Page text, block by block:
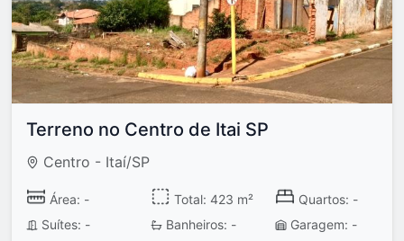
Terreno no Centro de Itai SP
Centro - Itaí/SP
Área: - Total: 423 m²
Quartos: -
Suítes: -
Banheiros: - Garagem: -